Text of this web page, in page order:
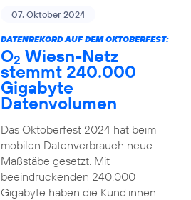
07. Oktober 2024
DATENREKORD AUF DEM OKTOBERFEST:
O2 Wiesn-Netz
stemmt 240.000
Gigabyte
Datenvolumen
Das Oktoberfest 2024 hat beim
mobilen Datenverbrauch neue
Maßstäbe gesetzt. Mit
beeindruckenden 240.000
Gigabyte haben die Kund:innen